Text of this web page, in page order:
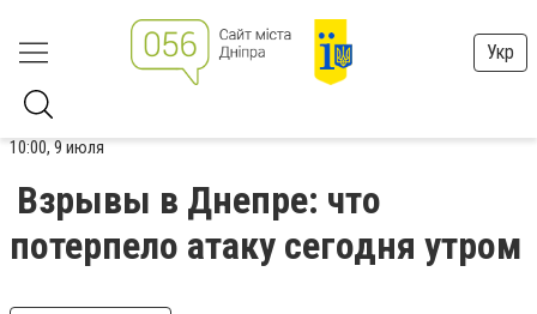
Укр
10:00, 9 июля
Взрывы в Днепре: что
потерпело атаку сегодня утром